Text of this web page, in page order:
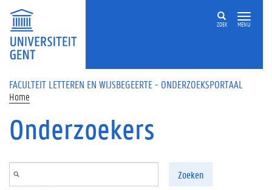
Overslaan en naar de inhoud gaan
ZOEK MENU
FACULTEIT LETTEREN EN WIJSBEGEERTE - ONDERZOEKSPORTAAL
Home
Onderzoekers
Zoeken